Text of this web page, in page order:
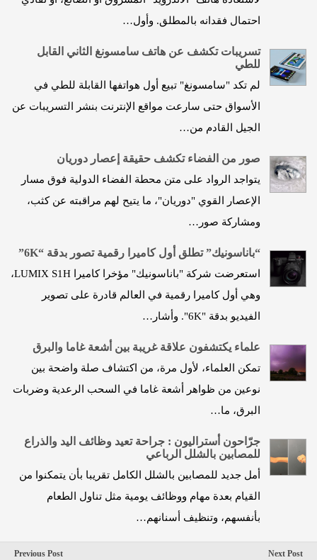
احتمال فقدانه بالمطلق. وأول…
تسريبات تكشف عن هاتف سامسونغ الثاني القابل
للطي
لم تكد "سامسونغ" تبيع أول هواتفها القابلة للطي في
الأسواق حتى سارعت مواقع الإنترنت بنشر التسريبات عن
الجيل القادم من…
صور من الفضاء تكشف حقيقة إعصار دوريان
يتواجد الرواد على متن محطة الفضاء الدولية فوق مسار
الإعصار القوي "دوريان"، ما يتيح لهم مراقبته عن كثب،
ومشاركة صور…
“باناسونيك” تطلق أول كاميرا رقمية تصور بدقة “6K”
استعرضت شركة "باناسونيك" مؤخرا كاميرا LUMIX S1H،
وهي أول كاميرا رقمية في العالم قادرة على تصوير
الفيديو بدقة "6K". وأشار…
علماء يكتشفون علاقة غريبة بين أشعة غاما والبرق
تمكن العلماء، لأول مرة، من اكتشاف صلة واضحة بين
نوعين من ظواهر أشعة غاما في السحب الرعدية وضربات
البرق، ما…
جرّاحون أستراليون : جراحة تعيد وظائف اليد والذراع
للمصابين بالشلل الرباعي
أمل جديد للمصابين بالشلل الكامل تقريبا بأن يتمكنوا من
القيام بعدة مهام ووظائف يومية مثل تناول الطعام
بأنفسهم، وتنظيف أسنانهم…
Previous Post
Next Post